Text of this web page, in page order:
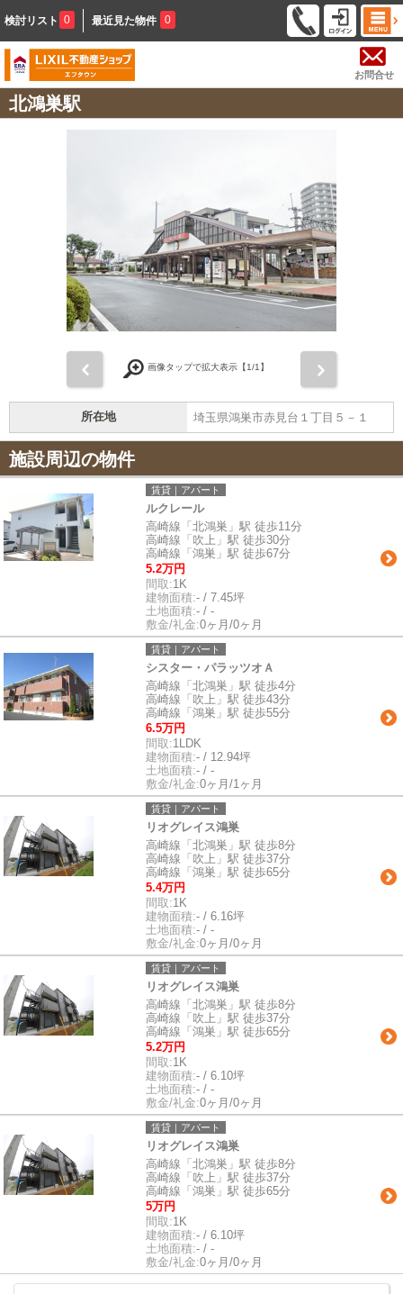
検討リスト 0 最近見た物件 0
お問合せ
北鴻巣駅
画像タップで拡大表示【1/1】
所在地 埼玉県鴻巣市赤見台１丁目５－１
施設周辺の物件
賃貸｜アパート
ルクレール
高崎線「北鴻巣」駅 徒歩11分
高崎線「吹上」駅 徒歩30分
高崎線「鴻巣」駅 徒歩67分
5.2万円
間取:1K
建物面積:- / 7.45坪
土地面積:- / -
敷金/礼金:0ヶ月/0ヶ月
賃貸｜アパート
シスター・パラッツオＡ
高崎線「北鴻巣」駅 徒歩4分
高崎線「吹上」駅 徒歩43分
高崎線「鴻巣」駅 徒歩55分
6.5万円
間取:1LDK
建物面積:- / 12.94坪
土地面積:- / -
敷金/礼金:0ヶ月/1ヶ月
賃貸｜アパート
リオグレイス鴻巣
高崎線「北鴻巣」駅 徒歩8分
高崎線「吹上」駅 徒歩37分
高崎線「鴻巣」駅 徒歩65分
5.4万円
間取:1K
建物面積:- / 6.16坪
土地面積:- / -
敷金/礼金:0ヶ月/0ヶ月
賃貸｜アパート
リオグレイス鴻巣
高崎線「北鴻巣」駅 徒歩8分
高崎線「吹上」駅 徒歩37分
高崎線「鴻巣」駅 徒歩65分
5.2万円
間取:1K
建物面積:- / 6.10坪
土地面積:- / -
敷金/礼金:0ヶ月/0ヶ月
賃貸｜アパート
リオグレイス鴻巣
高崎線「北鴻巣」駅 徒歩8分
高崎線「吹上」駅 徒歩37分
高崎線「鴻巣」駅 徒歩65分
5万円
間取:1K
建物面積:- / 6.10坪
土地面積:- / -
敷金/礼金:0ヶ月/0ヶ月